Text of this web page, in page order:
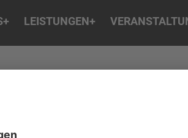
+ LEISTUNGEN+